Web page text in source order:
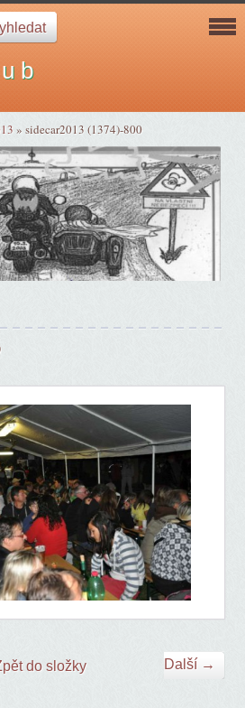
b
»sidecar2013 (1374)-800
Další →
do složky